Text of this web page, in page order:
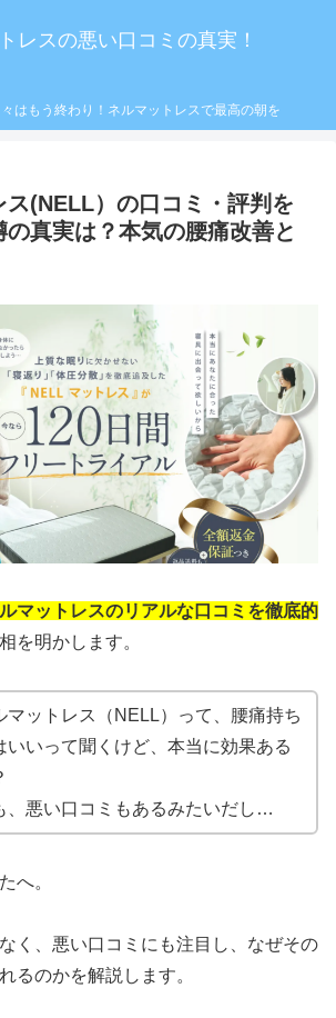
レスの悪い口コミの真実！
はもう終わり！ネルマットレスで最高の朝を
ス(NELL）の口コミ・評判を
真実は？本気の腰痛改善と
マットレスのリアルな口コミを徹底的
を明かします。
マットレス（NELL）って、腰痛持ち
いいって聞くけど、本当に効果ある
、悪い口コミもあるみたいだし…
へ。
く、悪い口コミにも注目し、なぜその
るのかを解説します。